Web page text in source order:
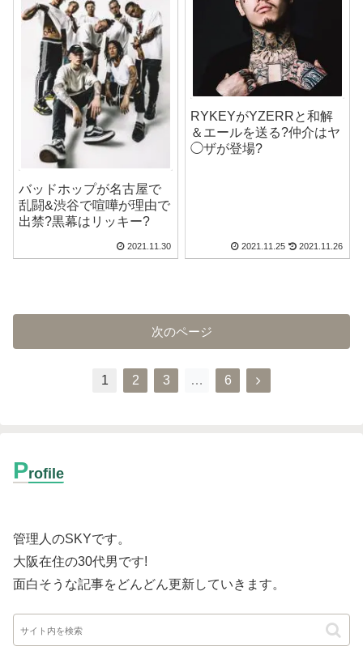
バッドホップが名古屋で
乱闘&渋谷で喧嘩が理由で
出禁?黒幕はリッキー?
2021.11.30
RYKEYがYZERRと和解
＆エールを送る?仲介はヤ
◯ザが登場?
2021.11.25 2021.11.26
次のページ
1 2 3 … 6
Profile
管理人のSKYです。
大阪在住の30代男です!
面白そうな記事をどんどん更新していきます。